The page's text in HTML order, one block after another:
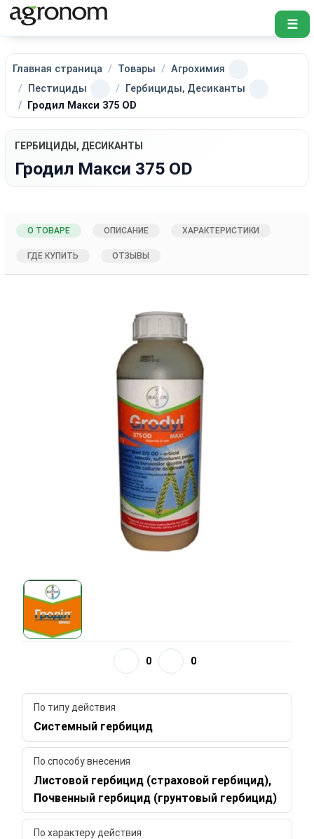
☰
Главная страница Товары
Агрохимия
Пестициды
Гербициды, Десиканты
Гродил Макси 375 ОD
ГЕРБИЦИДЫ, ДЕСИКАНТЫ
Гродил Макси 375 ОD
О ТОВАРЕ ОПИСАНИЕ ХАРАКТЕРИСТИКИ
ГДЕ КУПИТЬ ОТЗЫВЫ
0 0
По типу действия
Системный гербицид
По способу внесения
Листовой гербицид (страховой гербицид),
Почвенный гербицид (грунтовый гербицид)
По характеру действия